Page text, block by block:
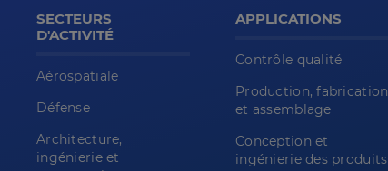
SECTEURS
D'ACTIVITÉ
Aérospatiale
Défense
Architecture,
ingénierie et
APPLICATIONS
Contrôle qualité
Production, fabrication
et assemblage
Conception et
ingénierie des produits